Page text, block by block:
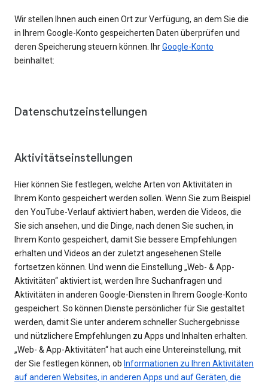
Wir stellen Ihnen auch einen Ort zur Verfügung, an dem Sie die
in Ihrem Google-Konto gespeicherten Daten überprüfen und
deren Speicherung steuern können. IhrGoogle-Konto
beinhaltet:
Datenschutzeinstellungen
Aktivitätseinstellungen
Hier können Sie festlegen, welche Arten von Aktivitäten in
Ihrem Konto gespeichert werden sollen. Wenn Sie zum Beispiel
den YouTube-Verlauf aktiviert haben, werden die Videos, die
Sie sich ansehen, und die Dinge, nach denen Sie suchen, in
Ihrem Konto gespeichert, damit Sie bessere Empfehlungen
erhalten und Videos an der zuletzt angesehenen Stelle
fortsetzen können. Und wenn die Einstellung „Web- & App-
Aktivitäten“ aktiviert ist, werden Ihre Suchanfragen und
Aktivitäten in anderen Google-Diensten in Ihrem Google-Konto
gespeichert. So können Dienste persönlicher für Sie gestaltet
werden, damit Sie unter anderem schneller Suchergebnisse
und nützlichere Empfehlungen zu Apps und Inhalten erhalten.
„Web- & App-Aktivitäten“ hat auch eine Untereinstellung, mit
der Sie festlegen können, ob Informationen zu Ihren Aktivitäten
auf anderen Websites, in anderen Apps und auf Geräten, die